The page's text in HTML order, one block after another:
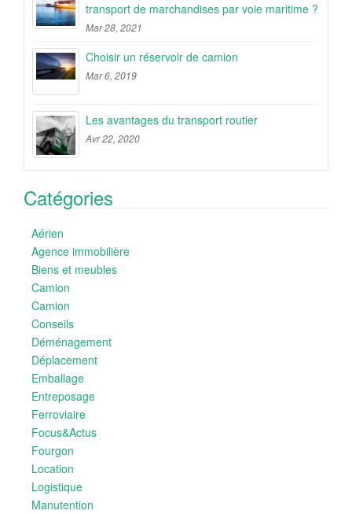
transport de marchandises par voie maritime ?
Mar 28, 2021
Choisir un réservoir de camion
Mar 6, 2019
Les avantages du transport routier
Avr 22, 2020
Catégories
Aérien
Agence immobilière
Biens et meubles
Camion
Camion
Conseils
Déménagement
Déplacement
Emballage
Entreposage
Ferroviaire
Focus&Actus
Fourgon
Location
Logistique
Manutention